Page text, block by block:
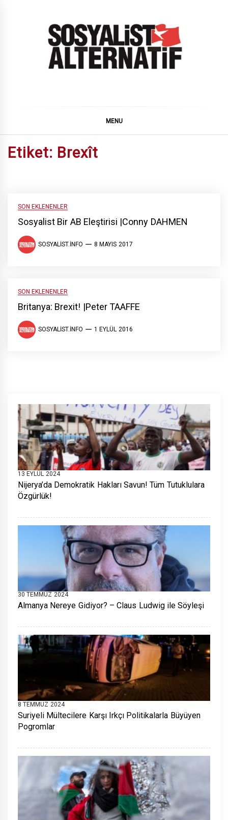
MENU
Etiket: Brexît
SON EKLENENLER
Sosyalist Bir AB Eleştirisi |Conny DAHMEN
SOSYALIST.INFO 8 MAYIS 2017
SON EKLENENLER
Britanya: Brexit! |Peter TAAFFE
SOSYALIST.INFO 1 EYLÜL 2016
13 EYLÜL 2024
Nijerya’da Demokratik Hakları Savun! Tüm Tutuklulara
Özgürlük!
30 TEMMUZ 2024
Almanya Nereye Gidiyor? – Claus Ludwig ile Söyleşi
8 TEMMUZ 2024
Suriyeli Mültecilere Karşı Irkçı Politikalarla Büyüyen
Pogromlar